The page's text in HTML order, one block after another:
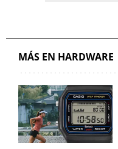
MÁS EN HARDWARE